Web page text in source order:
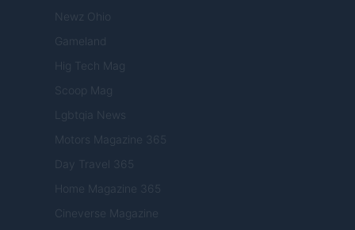
Newz Ohio
Gameland
Hig Tech Mag
Scoop Mag
Lgbtqia News
Motors Magazine 365
Day Travel 365
Home Magazine 365
Cineverse Magazine